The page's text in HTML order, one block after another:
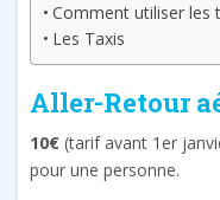
Comment utiliser les
Les Taxis
Aller-Retour
10€ (tarif avant 1er
pour une personne.